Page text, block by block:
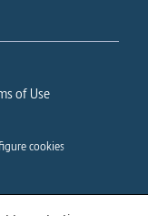
of Use
cookies
policy